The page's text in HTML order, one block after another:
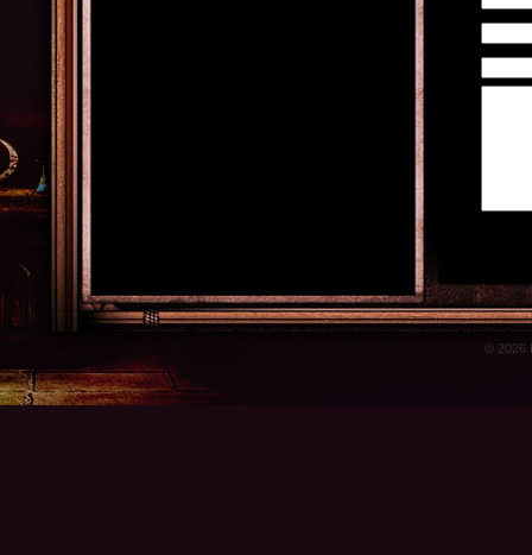
© 2026